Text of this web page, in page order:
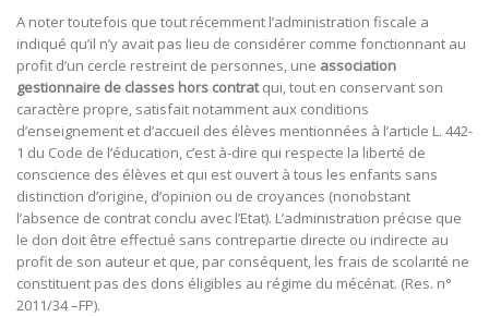
A noter toutefois que tout récemment l’administration fiscale a
indiqué qu’il n’y avait pas lieu de considérer comme fonctionnant au
profit d’un cercle restreint de personnes, une association
gestionnaire de classes hors contratqui, tout en conservant son
caractère propre, satisfait notamment aux conditions
d’enseignement et d’accueil des élèves mentionnées à l’article L. 442-
1 du Code de l’éducation, c’est à-dire qui respecte la liberté de
conscience des élèves et qui est ouvert à tous les enfants sans
distinction d’origine, d’opinion ou de croyances (nonobstant
l’absence de contrat conclu avec l’Etat). L’administration précise que
le don doit être effectué sans contrepartie directe ou indirecte au
profit de son auteur et que, par conséquent, les frais de scolarité ne
constituent pas des dons éligibles au régime du mécénat. (Res. n°
2011/34 –FP).